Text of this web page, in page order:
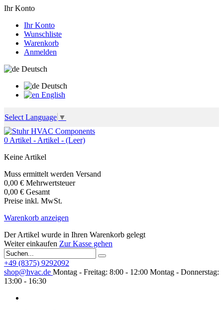
Ihr Konto
Ihr Konto
Wunschliste
Warenkorb
Anmelden
Deutsch
Deutsch
English
Select Language ▼
0 Artikel - Artikel - (Leer)
Keine Artikel
Muss ermittelt werden Versand
0,00 € Mehrwertsteuer
0,00 € Gesamt
Preise inkl. MwSt.
Warenkorb anzeigen
Der Artikel wurde in Ihren Warenkorb gelegt
Weiter einkaufen Zur Kasse gehen
+49 (8375) 9292092
shop@hvac.de Montag - Freitag: 8:00 - 12:00 Montag - Donnerstag:
13:00 - 16:30